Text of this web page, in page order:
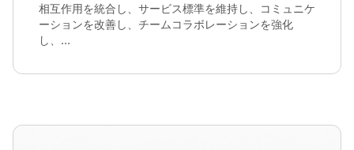
相互作用を統合し、サービス標準を維持し、コミュニケ
ーションを改善し、チームコラボレーションを強化
し、...